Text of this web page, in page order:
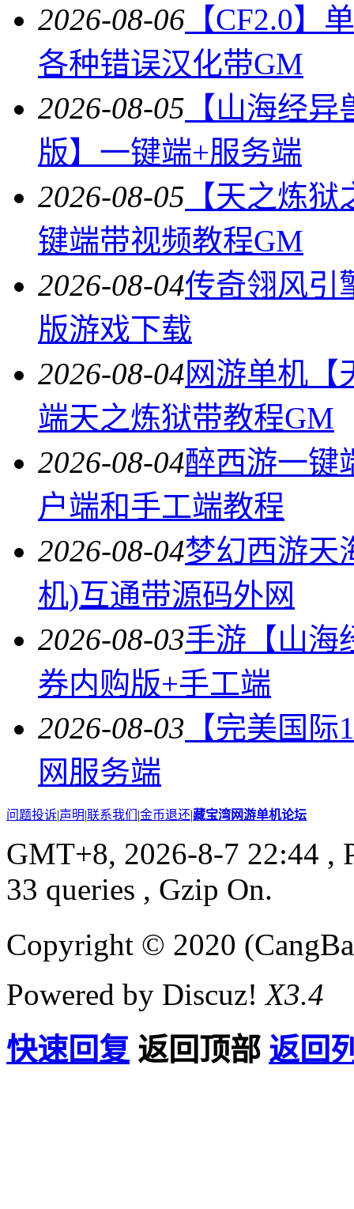
2026-08-06 【CF2.0】
各种错误汉化带GM
2026-08-05 【山海经
版】一键端+服务端
2026-08-05 【天之炼
键端带视频教程GM
2026-08-04传奇翎风引
版游戏下载
2026-08-04网游单机【
端天之炼狱带教程GM
2026-08-04醉西游一键
户端和手工端教程
2026-08-04梦幻西游天
机)互通带源码外网
2026-08-03手游【山海
券内购版+手工端
2026-08-03 【完美国
网服务端
问题投诉|声明|联系我们 |金币退还|藏宝湾网游单机论坛
GMT+8, 2026-8-7 22:44 ,
33 queries , Gzip On.
Copyright © 2020
Powered by Discuz!X3.4
快速回复 返回顶部 返回